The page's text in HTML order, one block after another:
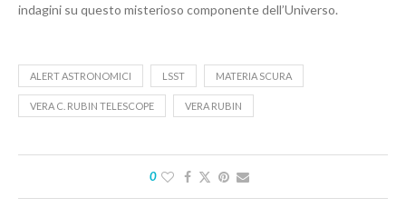
indagini su questo misterioso componente dell’Universo.
ALERT ASTRONOMICI LSST MATERIA SCURA
VERA C. RUBIN TELESCOPE VERA RUBIN
0